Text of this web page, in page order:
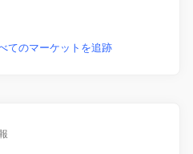
てのマーケットを追跡